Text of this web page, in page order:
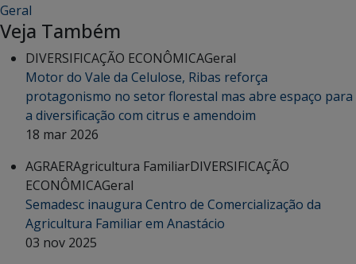
Geral
Veja Também
DIVERSIFICAÇÃO ECONÔMICAGeral
Motor do Vale da Celulose, Ribas reforça
protagonismo no setor florestal mas abre espaço para
a diversificação com citrus e amendoim
18 mar 2026
AGRAERAgricultura FamiliarDIVERSIFICAÇÃO
ECONÔMICAGeral
Semadesc inaugura Centro de Comercialização da
Agricultura Familiar em Anastácio
03 nov 2025